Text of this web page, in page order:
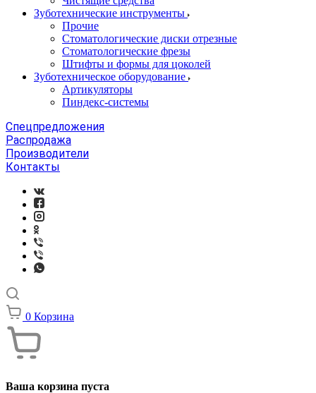
Зуботехнические инструменты
Прочие
Стоматологические диски отрезные
Стоматологические фрезы
Штифты и формы для цоколей
Зуботехническое оборудование
Артикуляторы
Пиндекс-системы
Спецпредложения
Распродажа
Производители
Контакты
0 Корзина
Ваша корзина пуста